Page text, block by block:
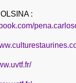
: